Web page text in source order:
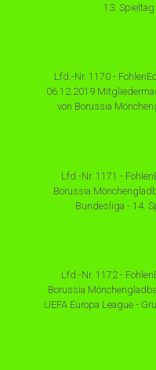
13. Spieltag
Lfd.-Nr. 1170 -
06.12.2019
von Borussia
Lfd.-Nr. 1171 -
Borussia
Bundesliga - 14.
Lfd.-Nr. 1172 -
Borussia
UEFA Europa League -